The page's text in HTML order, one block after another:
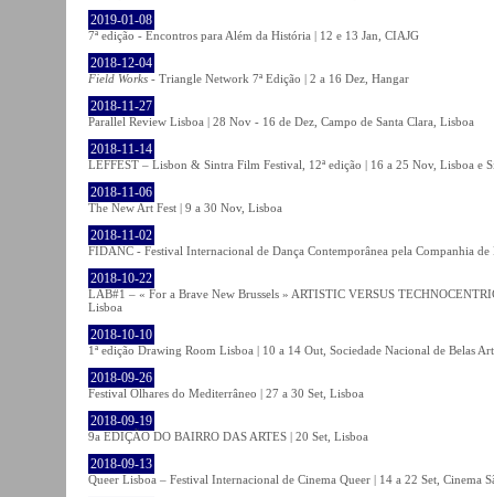
2019-01-08
7ª edição - Encontros para Além da História | 12 e 13 Jan, CIAJG
2018-12-04
Field Works - Triangle Network 7ª Edição | 2 a 16 Dez, Hangar
2018-11-27
Parallel Review Lisboa | 28 Nov - 16 de Dez, Campo de Santa Clara, Lisboa
2018-11-14
LEFFEST – Lisbon & Sintra Film Festival, 12ª edição | 16 a 25 Nov, Lisboa e
2018-11-06
The New Art Fest | 9 a 30 Nov, Lisboa
2018-11-02
FIDANC - Festival Internacional de Dança Contemporânea pela Companhia
2018-10-22
LAB#1 – « For a Brave New Brussels » ARTISTIC VERSUS
Lisboa
2018-10-10
1ª edição Drawing Room Lisboa | 10 a 14 Out, Sociedade Nacional de Belas
2018-09-26
Festival Olhares do Mediterrâneo | 27 a 30 Set, Lisboa
2018-09-19
9a EDIÇÃO DO BAIRRO DAS ARTES | 20 Set, Lisboa
2018-09-13
Queer Lisboa – Festival Internacional de Cinema Queer | 14 a 22 Set, Cinema